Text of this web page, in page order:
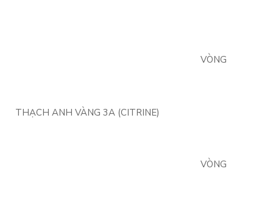
VÒNG
THẠCH ANH VÀNG 3A (CITRINE)
VÒNG